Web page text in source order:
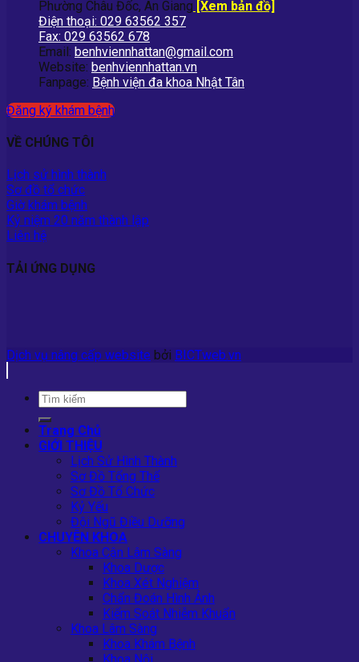
Phường Châu Đốc, An Giang [Xem bản đồ]
Điện thoại: 029 63562 357
Fax: 029 63562 678
Email: benhviennhattan@gmail.com
Website: benhviennhattan.vn
Fanpage: Bệnh viện đa khoa Nhật Tân
Đăng ký khám bệnh
VỀ CHÚNG TÔI
Lịch sử hình thành
Sơ đồ tổ chức
Giờ khám bệnh
Kỷ niệm 20 năm thành lập
Liên hệ
TẢI ỨNG DỤNG
Dịch vụ nâng cấp website bởi BICTweb.vn
Trang Chủ
GIỚI THIỆU
Lịch Sử Hình Thành
Sơ Đồ Tổng Thể
Sơ Đồ Tổ Chức
Kỷ Yếu
Đội Ngũ Điều Dưỡng
CHUYÊN KHOA
Khoa Cận Lâm Sàng
Khoa Dược
Khoa Xét Nghiệm
Chẩn Đoán Hình Ảnh
Kiểm Soát Nhiễm Khuẩn
Khoa Lâm Sàng
Khoa Khám Bệnh